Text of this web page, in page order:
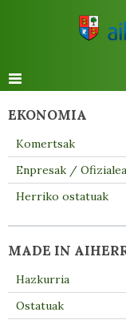
EKONOMIA
Komertsak
Enpresak /
Herriko ostatuak
MADE IN
Hazkurria
Ostatuak